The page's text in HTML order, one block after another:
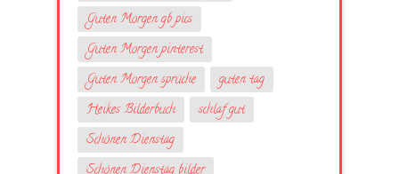
Guten Morgen gb pics
Guten Morgen pinterest
Guten Morgen sprüche
guten tag
Heikes Bilderbuch
schlaf gut
Schönen Dienstag